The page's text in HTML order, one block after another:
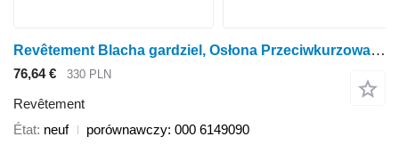
Revêtement Blacha gardziel, Osłona Przeciwkurzowa porównawczy: pour moissonneuse-batteuse Claas Medion Dominator
76,64 € 330 PLN
Revêtement
État neuf
porównawczy: 000 6149090